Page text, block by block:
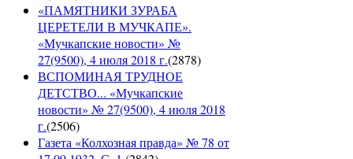
«ПАМЯТНИКИ ЗУРАБА
ЦЕРЕТЕЛИ В МУЧКАПЕ».
«Мучкапские новости» №
27(9500), 4 июля 2018 г.(2878)
ВСПОМИНАЯ ТРУДНОЕ
ДЕТСТВО... «Мучкапские
новости» № 27(9500), 4 июля 2018
г.(2506)
Газета «Колхозная правда» № 78 от